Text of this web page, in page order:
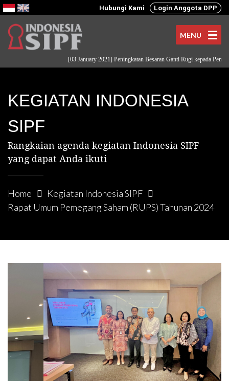
Hubungi Kami Login Anggota DPP
MENU
[03 January 2021] Peningkatan Besaran Ganti Rugi kepada Pemodal
KEGIATAN INDONESIA
SIPF
Rangkaian agenda kegiatan Indonesia SIPF
yang dapat Anda ikuti
Home
Kegiatan Indonesia SIPF
Rapat Umum Pemegang Saham (RUPS) Tahunan 2024